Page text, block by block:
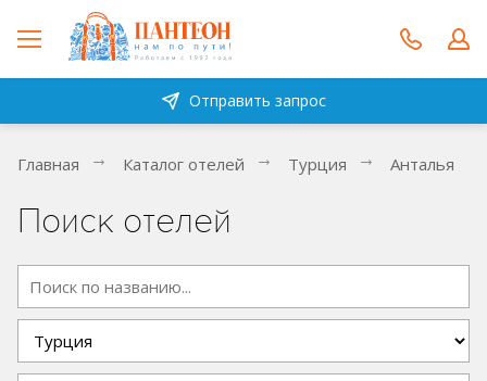
Отправить запрос
Главная Каталог отелей Турция Анталья
Поиск отелей